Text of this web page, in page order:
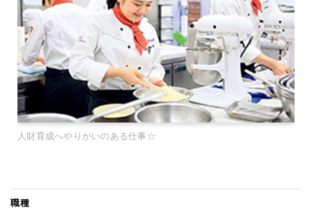
人財育成へやりがいのある仕事☆
職種